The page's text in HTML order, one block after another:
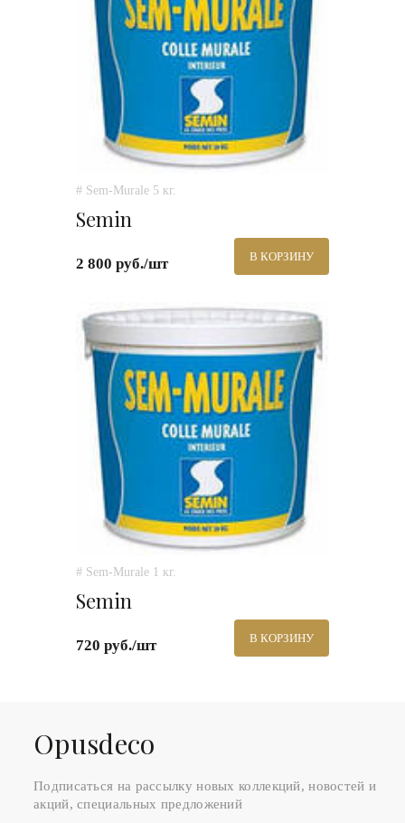
# Sem-Murale 5 кг.
Semin
2 800 руб./шт В КОРЗИНУ
# Sem-Murale 1 кг.
Semin
720 руб./шт В КОРЗИНУ
Оpusdeco
Подписаться на рассылку новых коллекций, новостей и
акций, специальных предложений